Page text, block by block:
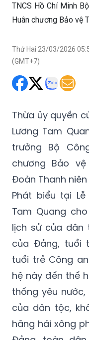
TNCS Hồ Chí Minh
Huân chương Bảo vệ
Thứ Hai 23/03/2026
(GMT+7)
Thừa ủy quyền
Lương Tam
trưởng Bộ
chương Bảo
Đoàn Thanh
Phát biểu tại
Tam Quang
lịch sử của dân
của Đảng, tuổi
tuổi trẻ Công
hệ này đến thế
thống yêu
của dân tộc,
hăng hái xông